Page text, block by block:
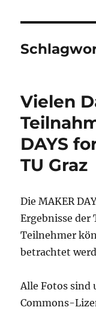
Vielen
DAYS
TU Graz
Die MAKER
Ergebnisse
Teilnehmer
betrachtet
Alle Fotos sind
Commons-